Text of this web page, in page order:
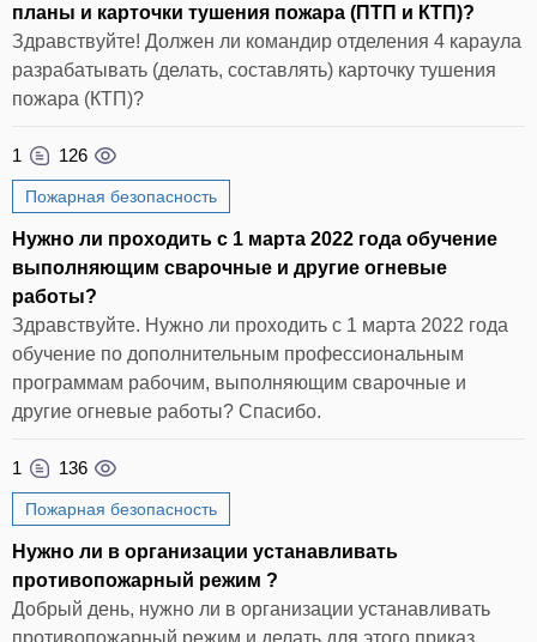
планы и карточки тушения пожара (ПТП и КТП)?
Здравствуйте! Должен ли командир отделения 4 караула
разрабатывать (делать, составлять) карточку тушения
пожара (КТП)?
1 126
Пожарная безопасность
Нужно ли проходить с 1 марта 2022 года обучение
выполняющим сварочные и другие огневые
работы?
Здравствуйте. Нужно ли проходить с 1 марта 2022 года
обучение по дополнительным профессиональным
программам рабочим, выполняющим сварочные и
другие огневые работы? Спасибо.
1 136
Пожарная безопасность
Нужно ли в организации устанавливать
противопожарный режим ?
Добрый день, нужно ли в организации устанавливать
противопожарный режим и делать для этого приказ